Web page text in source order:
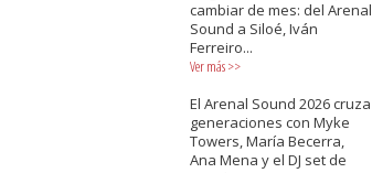
cambiar de mes: del Arenal
Sound a Siloé, Iván
Ferreiro...
Ver más>>
El Arenal Sound 2026 cruza
generaciones con Myke
Towers, María Becerra,
Ana Mena y el DJ set de